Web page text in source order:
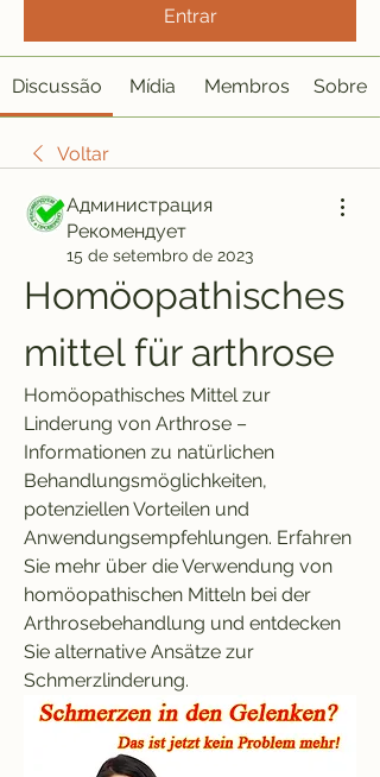
Entrar
Discussão Mídia Membros Sobre
Voltar
Администрация
Рекомендует
15 de setembro de 2023
Homöopathisches
mittel für arthrose
Homöopathisches Mittel zur
Linderung von Arthrose –
Informationen zu natürlichen
Behandlungsmöglichkeiten,
potenziellen Vorteilen und
Anwendungsempfehlungen. Erfahren
Sie mehr über die Verwendung von
homöopathischen Mitteln bei der
Arthrosebehandlung und entdecken
Sie alternative Ansätze zur
Schmerzlinderung.